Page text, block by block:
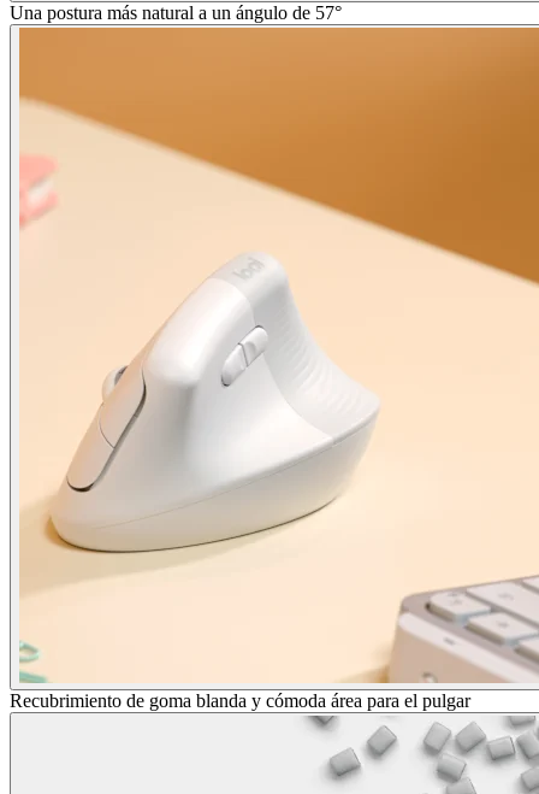
Una postura más natural a un ángulo de 57°
Recubrimiento de goma blanda y cómoda área para el pulgar